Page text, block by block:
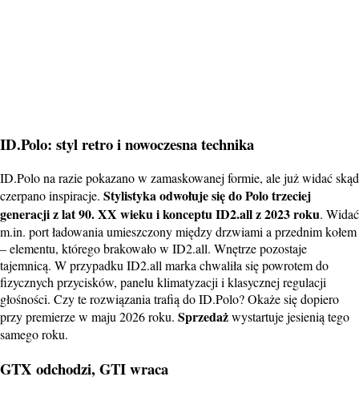
ID.Polo: styl retro i nowoczesna technika
ID.Polo na razie pokazano w zamaskowanej formie, ale już widać skąd
czerpano inspiracje. Stylistyka odwołuje się do Polo trzeciej
generacji z lat 90. XX wieku i konceptu ID2.all z 2023 roku. Widać
m.in. port ładowania umieszczony między drzwiami a przednim kołem
– elementu, którego brakowało w ID2.all. Wnętrze pozostaje
tajemnicą. W przypadku ID2.all marka chwaliła się powrotem do
fizycznych przycisków, panelu klimatyzacji i klasycznej regulacji
głośności. Czy te rozwiązania trafią do ID.Polo? Okaże się dopiero
przy premierze w maju 2026 roku. Sprzedażwystartuje jesienią tego
samego roku.
GTX odchodzi, GTI wraca